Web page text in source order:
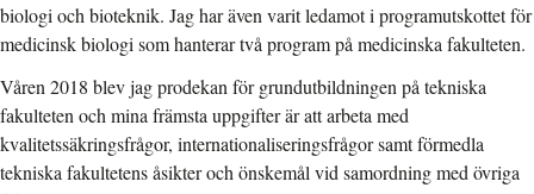
biologi och bioteknik. Jag har även varit ledamot i programutskottet för
medicinsk biologi som hanterar två program på medicinska fakulteten.
Våren 2018 blev jag prodekan för grundutbildningen på tekniska
fakulteten och mina främsta uppgifter är att arbeta med
kvalitetssäkringsfrågor, internationaliseringsfrågor samt förmedla
tekniska fakultetens åsikter och önskemål vid samordning med övriga